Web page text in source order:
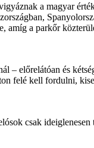
a magyar
amíg a parkőr
– előrelátóan és
felé kell fordulni,
csak